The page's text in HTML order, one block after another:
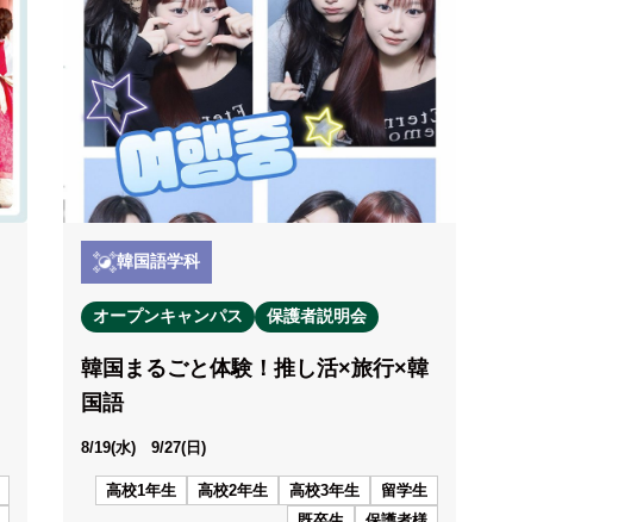
韓国語学科
オープンキャンパス 保護者説明会
韓国まるごと体験！推し活×旅行×韓
国語
8/19(水) 9/27(日)
高校1年生 高校2年生 高校3年生
留学生